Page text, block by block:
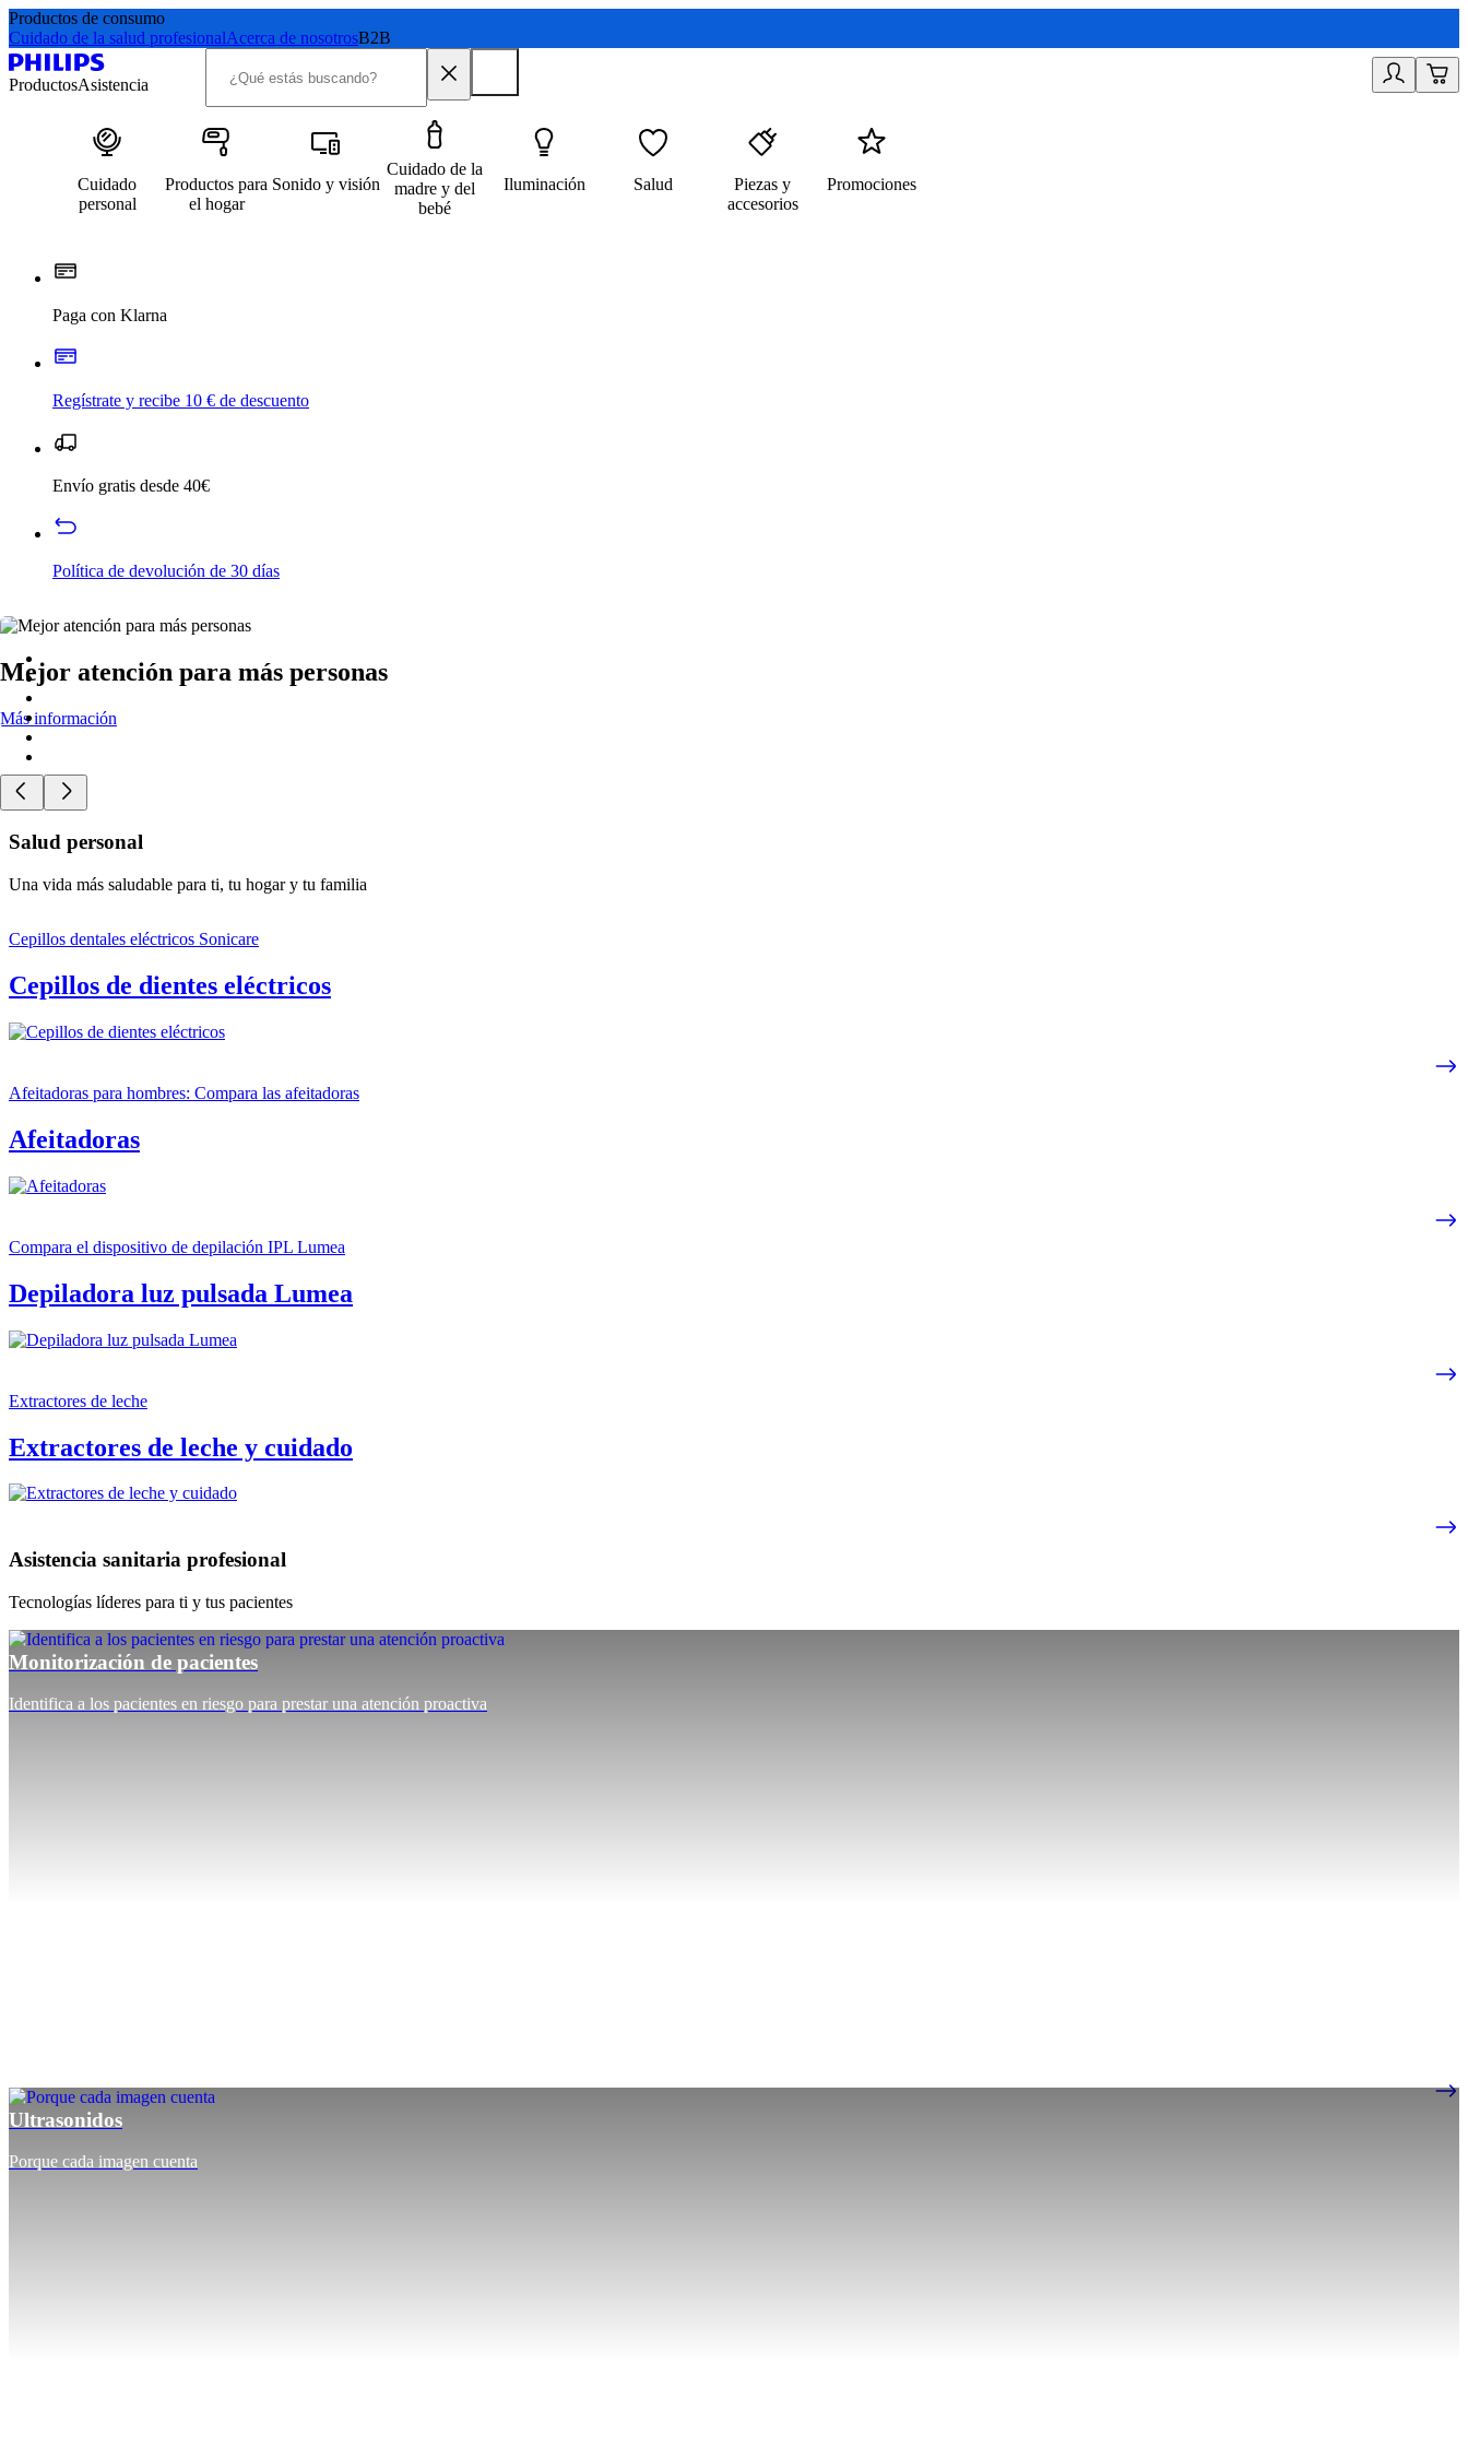
Productos de consumo
Cuidado de la salud profesionalAcerca de nosotrosB2B
ProductosAsistencia
Cuidado
personal
Productos para
el hogar
Sonido y visión
Cuidado de la
madre y del
bebé
Iluminación Salud
Piezas y
accesorios
Promociones
Paga con Klarna
Regístrate y recibe 10 € de descuento
Envío gratis desde 40€
Política de devolución de 30 días
Mejor atención para más personas
Más información
Salud personal
Una vida más saludable para ti, tu hogar y tu familia
Cepillos dentales eléctricos Sonicare
Cepillos de dientes eléctricos
Afeitadoras para hombres: Compara las afeitadoras
Afeitadoras
Compara el dispositivo de depilación IPL Lumea
Depiladora luz pulsada Lumea
Extractores de leche
Extractores de leche y cuidado
Asistencia sanitaria profesional
Tecnologías líderes para ti y tus pacientes
Monitorización de pacientes
Identifica a los pacientes en riesgo para prestar una atención proactiva
Ultrasonidos
Porque cada imagen cuenta